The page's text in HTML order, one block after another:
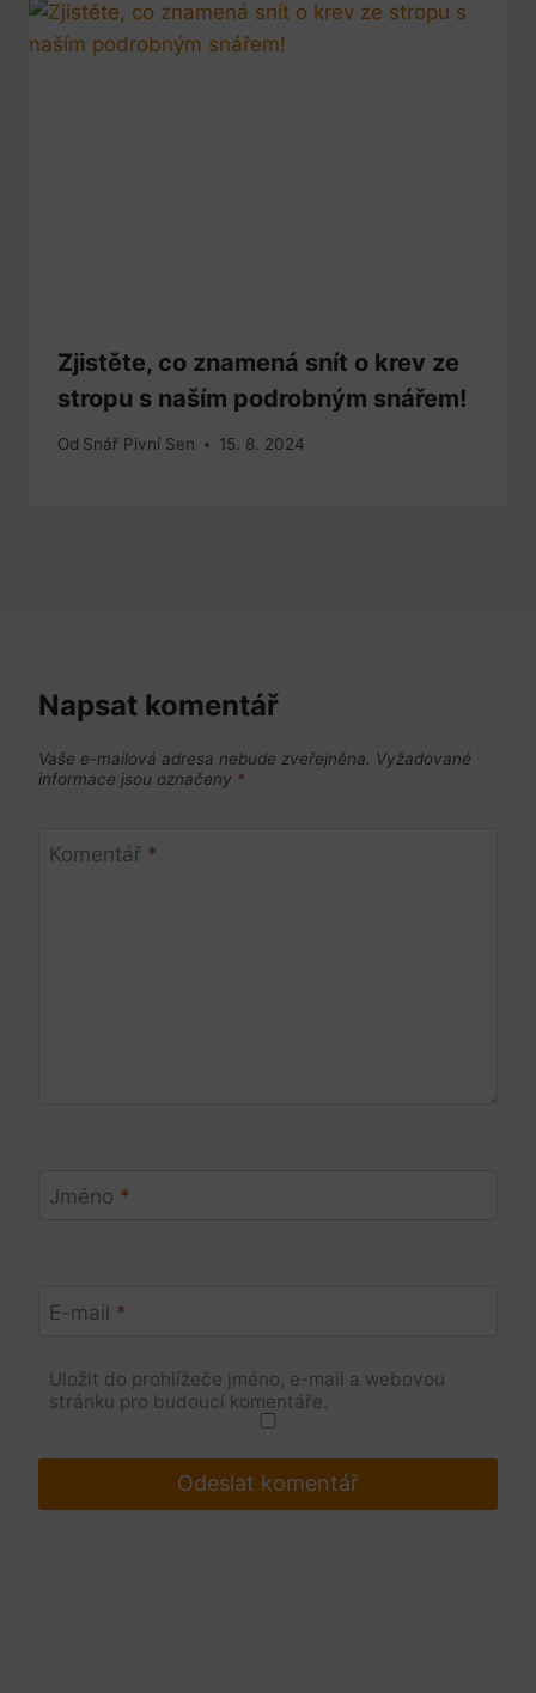
Zjistěte, co znamená snít o krev ze
stropu s naším podrobným snářem!
Od Snář Pivní Sen 15. 8. 2024
Napsat komentář
Vaše e-mailová adresa nebude zveřejněna. Vyžadované
informace jsou označeny *
Komentář *
Jméno *
E-mail *
Uložit do prohlížeče jméno, e-mail a webovou
stránku pro budoucí komentáře.